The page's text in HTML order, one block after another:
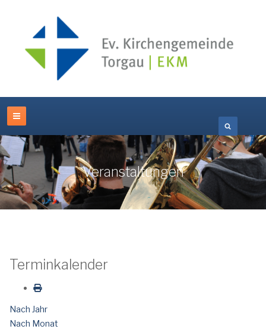
Veranstaltungen
Terminkalender
Nach Jahr
Nach Monat